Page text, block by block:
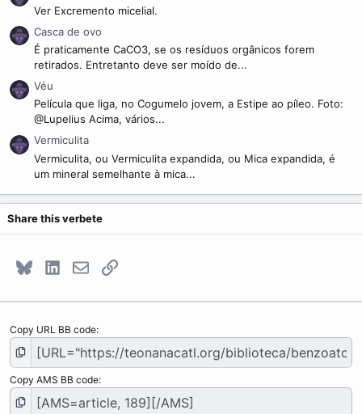
Ver Excremento micelial.
Casca de ovo
É praticamente CaCO3, se os resíduos orgânicos forem
retirados. Entretanto deve ser moído de...
Véu
Película que liga, no Cogumelo jovem, a Estipe ao píleo. Foto:
@Lupelius Acima, vários...
Vermiculita
Vermiculita, ou Vermiculita expandida, ou Mica expandida, é
um mineral semelhante à mica...
Share this verbete
Bluesky LinkedInE-mailLink
Copy URL BB code
Copy AMS BB code